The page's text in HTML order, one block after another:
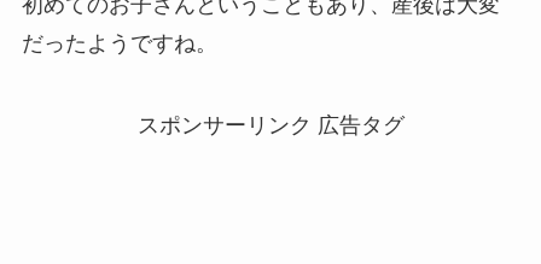
初めてのお子さんということもあり、産後は大変
だったようですね。
スポンサーリンク 広告タグ